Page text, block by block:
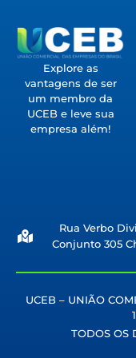
Explore as
vantagens de ser
um membro da
UCEB e leve sua
empresa além!
Rua Verbo
Conjunto 305
UCEB – UNIÃO
TODOS OS